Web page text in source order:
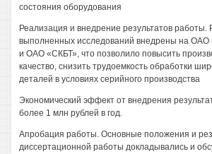
состояния оборудования
Реализация и внедрение результатов работы.
выполненных исследований внедрены на
и ОАО «СКБТ», что позволило повысить
качество, снизить трудоемкость обработки
деталей в условиях серийного производства
Экономический эффект от внедрения
более 1 млн рублей в год.
Апробация работы. Основные положения и
диссертационной работы докладывались и